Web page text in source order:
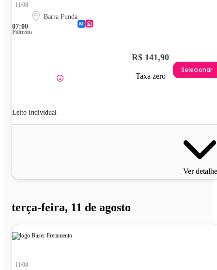
07:00
11/08
Barra Funda
Poltrona
Leito Individual
R$ 141,90
Taxa zero
Selecionar
Ver
terça-feira, 11 de agosto
11/08